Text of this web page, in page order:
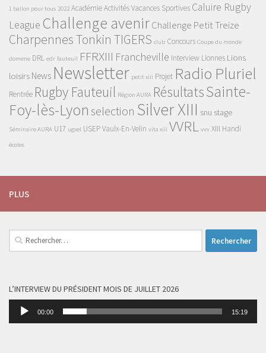
1 ballon pour tous 2022 AcadémieActivités Vacances Sportives Caluire Rugby
League Challenge avenirChallenge Petit Treize
Charpennes Tonkin TIGERS club Concours Coupe du monde
domene DRL edr fauteuil FFRXIII Francheville Interview Lionnes Lions
loisirs News Newsletter petit xiii Projet Radio Pluriel
Rentrée Rugby Fauteuil Région AURA RésultatsSainte-
Foy-lès-Lyon selection Silver XIII snu stage
Séminaire AURA U17 ugsel USEPVaulx-En-Velin vita xiii VVRL vvv XIII Handi
écoles
PLUS
Rechercher :
L’INTERVIEW DU PRÉSIDENT MOIS DE JUILLET 2026
Lecteur
00:00 15:19